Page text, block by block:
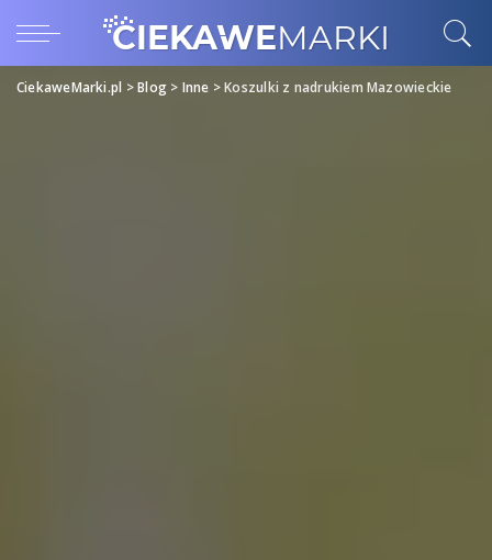
CiekaweMarki.pl >Blog> Inne >Koszulki z nadrukiem Mazowieckie